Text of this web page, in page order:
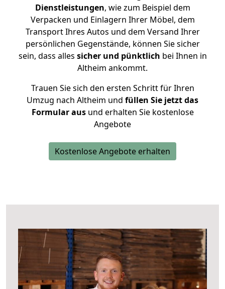
Dienstleistungen, wie zum Beispiel dem
Verpacken und Einlagern Ihrer Möbel, dem
Transport Ihres Autos und dem Versand Ihrer
persönlichen Gegenstände, können Sie sicher
sein, dass alles sicher und pünktlich bei Ihnen in
Altheim ankommt.
Trauen Sie sich den ersten Schritt für Ihren
Umzug nach Altheim und füllen Sie jetzt das
Formular ausund erhalten Sie kostenlose
Angebote
Kostenlose Angebote erhalten